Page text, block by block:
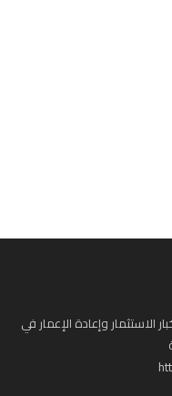
وإعادة الإعمار في